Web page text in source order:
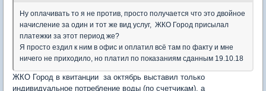
Ну оплачивать то я не против, просто получается что это двойное
начисление за один и тот же вид услуг, ЖКО Город присылал
платежки за этот период же?
Я просто ездил к ним в офис и оплатил всё там по факту и мне
ничего не приходило, но платил по показаниям сданным 19.10.18
ЖКО Город в квитанции за октябрь выставил только
индивидуальное потребление воды (по счетчикам), а